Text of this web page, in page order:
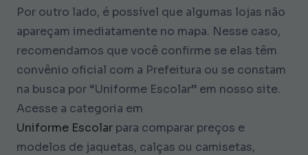
Por outro lado, é possível que algumas lojas não
apareçam imediatamente no mapa. Nesse caso,
recomendamos que você confirme se elas têm
convênio oficial com a Prefeitura ou se constam
na busca por “Uniforme Escolar” em nosso site.
Acesse a categoria em
Uniforme Escolar para comparar preços e
modelos de jaquetas, calças ou camisetas,